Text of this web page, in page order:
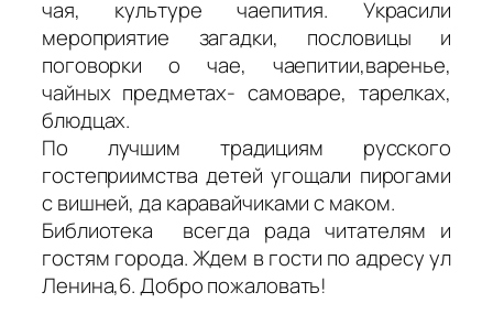
чая, культуре чаепития. Украсили
мероприятие загадки, пословицы и
поговорки о чае, чаепитии,варенье,
чайных предметах- самоваре, тарелках,
блюдцах.
По лучшим традициям русского
гостеприимства детей угощали пирогами
с вишней, да каравайчиками с маком.
Библиотека всегда рада читателям и
гостям города. Ждем в гости по адресу ул
Ленина,6. Добро пожаловать!